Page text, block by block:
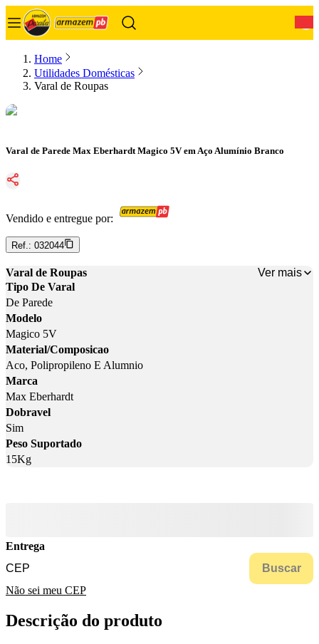
Home
Utilidades Domésticas
Varal de Roupas
Varal de Parede Max Eberhardt Magico 5V em Aço Alumínio Branco
Vendido e entregue por:
Ref.: 032044
Varal de Roupas
Ver mais
Tipo De Varal
De Parede
Modelo
Magico 5V
Material/Composicao
Aco, Polipropileno E Alumnio
Marca
Max Eberhardt
Dobravel
Sim
Peso Suportado
15Kg
Entrega
Buscar
Não sei meu CEP
Descrição do produto